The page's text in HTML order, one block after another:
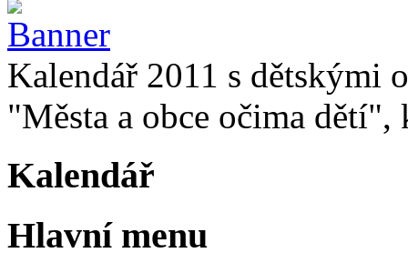
Kalendář 2011 s dětskými
"Města a obce očima
Kalendář
Hlavní menu